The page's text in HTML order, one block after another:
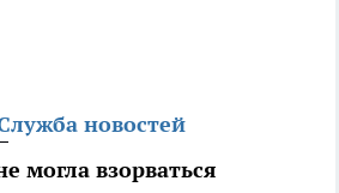
новостей
могла взорваться